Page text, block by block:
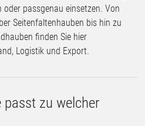
passgenau einsetzen. Von
Seitenfaltenhauben bis hin zu
finden Sie hier
Logistik und Export.
passt zu welcher